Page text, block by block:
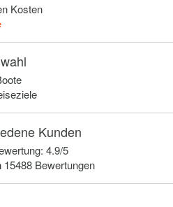
Kosten
Kunden
4.9/5
15488 Bewertungen